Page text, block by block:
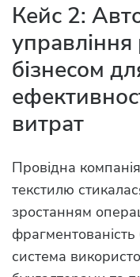
Кейс 2:
бізнесом
витрат
Провідна
текстилю
зростанням
фрагментованість
система